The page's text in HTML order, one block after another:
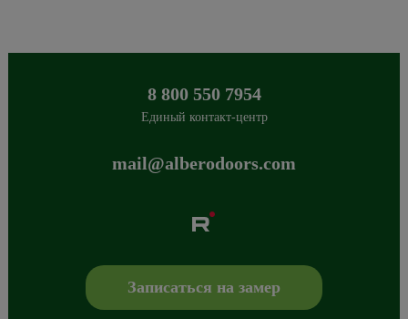
8 800 550 7954
Единый контакт-центр
mail@alberodoors.com
+7 800 765 43 42,mail@alberodoors.com
Записаться на замер